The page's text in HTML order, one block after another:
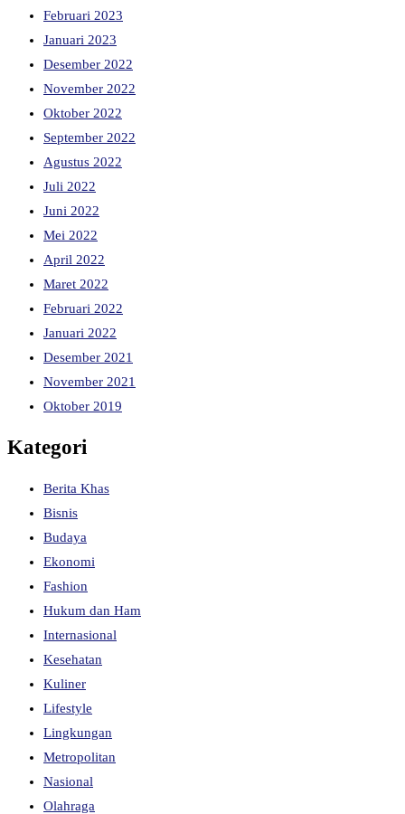
Februari 2023
Januari 2023
Desember 2022
November 2022
Oktober 2022
September 2022
Agustus 2022
Juli 2022
Juni 2022
Mei 2022
April 2022
Maret 2022
Februari 2022
Januari 2022
Desember 2021
November 2021
Oktober 2019
Kategori
Berita Khas
Bisnis
Budaya
Ekonomi
Fashion
Hukum dan Ham
Internasional
Kesehatan
Kuliner
Lifestyle
Lingkungan
Metropolitan
Nasional
Olahraga